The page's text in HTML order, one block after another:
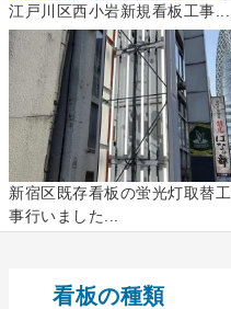
江戸川区西小岩新規看板工事...
新宿区既存看板の蛍光灯取替工
事行いました...
看板の種類